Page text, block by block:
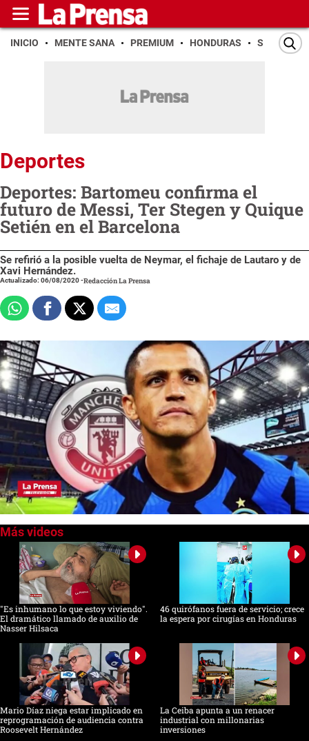
INICIO MENTE SANA PREMIUM HONDURAS SAN PEDRO
Deportes
Deportes: Bartomeu confirma el
futuro de Messi, Ter Stegen y Quique
Setién en el Barcelona
Se refirió a la posible vuelta de Neymar, el fichaje de Lautaro y de
Xavi Hernández.
Actualizado: 06/08/2020-Redacción La Prensa
of
minutes,
seconds
"Es inhumano lo que estoy viviendo".
El dramático llamado de auxilio de
Nasser Hilsaca
46 quirófanos fuera de servicio; crece
la espera por cirugías en Honduras
Mario Díaz niega estar implicado en
reprogramación de audiencia contra
Roosevelt Hernández
La Ceiba apunta a un renacer
industrial con millonarias
inversiones